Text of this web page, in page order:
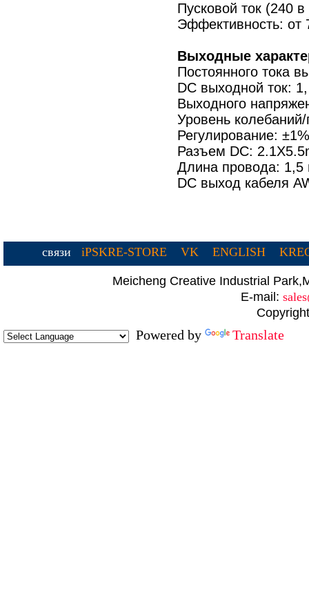
Пусковой ток (240
Эффективность: от
Выходные
Постоянного тока
DC выходной ток:
Выходного
Уровень
Регулирование:
Разъем DC:
Длина провода: 1,5
DC выход кабеля
связи iPSKRE-STORE VK ENGLISH
Meicheng Creative Industrial
E-mail:
Powered by Translate